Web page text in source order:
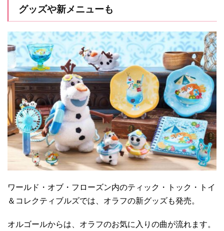
グッズや新メニューも
ワールド・オブ・フローズン内のティック・トック・トイ
＆コレクティブルズでは、オラフの新グッズも発売。
オルゴールからは、オラフのお気に入りの曲が流れます。